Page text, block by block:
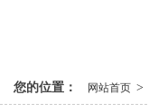
您的位置： 网站首页 >